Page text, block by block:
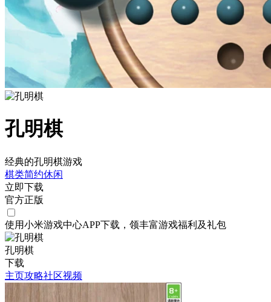
孔明棋
经典的孔明棋游戏
棋类简约休闲
立即下载
官方正版
使用小米游戏中心APP下载 ，领丰富游戏福利 及礼包
孔明棋
下载
主页攻略社区视频